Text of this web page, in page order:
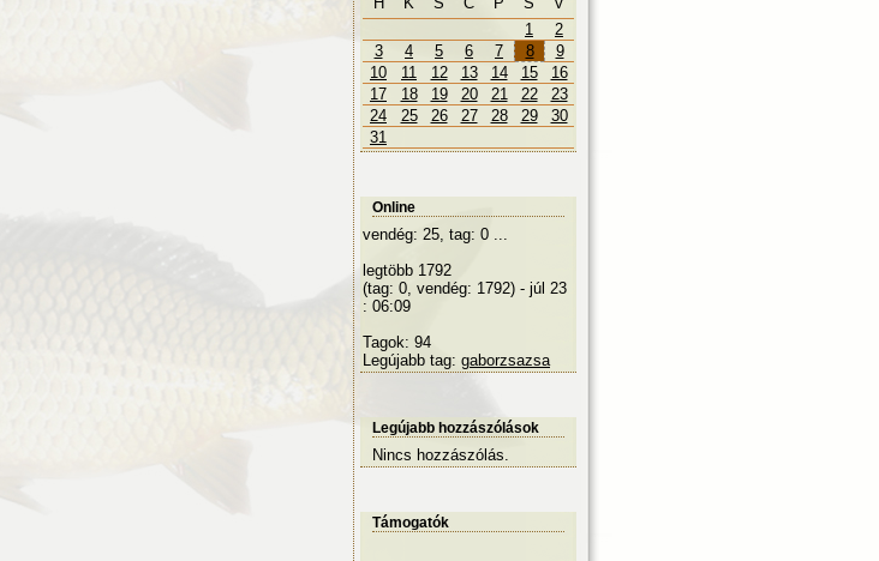
1
2
3
4 5 6 7 8
9
10
11 12 13 14 15
16
17
18 19 20 21 22
23
24
25 26 27 28 29
30
31
Online
vendég: 25, tag: 0 ...
legtöbb 1792
(tag: 0, vendég: 1792) - júl 23
: 06:09
Tagok: 94
Legújabb tag: gaborzsazsa
Legújabb hozzászólások
Nincs hozzászólás.
Támogatók